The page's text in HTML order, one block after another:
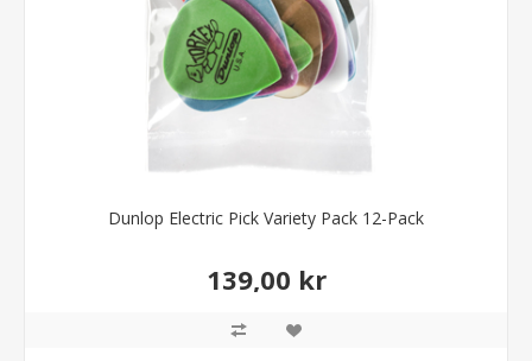
Dunlop Electric Pick Variety Pack 12-Pack
139,00 kr